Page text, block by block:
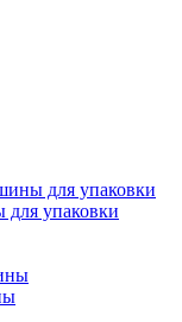
для упаковки
для упаковки